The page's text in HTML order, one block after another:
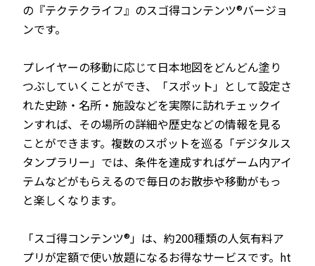
の『テクテクライフ』のスゴ得コンテンツ®バージョ
ンです。
プレイヤーの移動に応じて日本地図をどんどん塗り
つぶしていくことができ、「スポット」として設定さ
れた史跡・名所・施設などを実際に訪れチェックイ
ンすれば、その場所の詳細や歴史などの情報を見る
ことができます。複数のスポットを巡る「デジタルス
タンプラリー」では、条件を達成すればゲーム内アイ
テムなどがもらえるので毎日のお散歩や移動がもっ
と楽しくなります。
「スゴ得コンテンツ®」は、約200種類の人気有料ア
プリが定額で使い放題になるお得なサービスです。ht